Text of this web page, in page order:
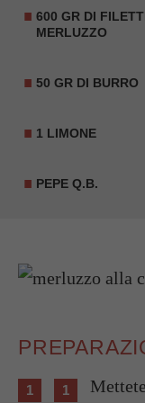
600 GR DI
MERLUZZO
50 GR DI BURRO
1 LIMONE
PEPE Q.B.